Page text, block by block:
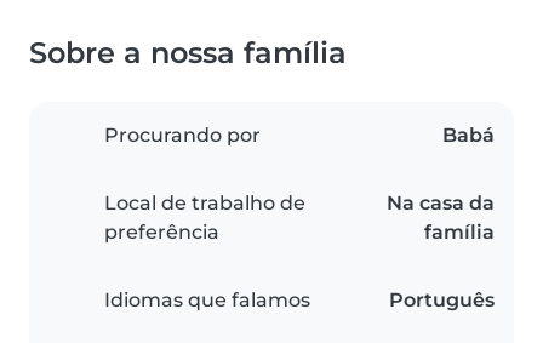
Sobre a nossa família
Procurando por Babá
Local de trabalho de
preferência
Na casa da
família
Idiomas que falamos Português